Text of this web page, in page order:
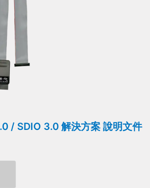
/ SDIO 3.0 解決方案 說明文件